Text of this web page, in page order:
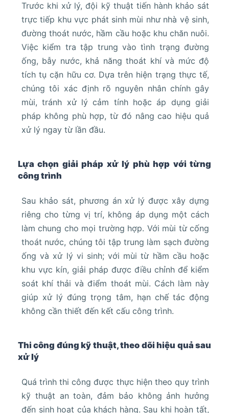
Trước khi xử lý, đội kỹ thuật tiến hành khảo sát
trực tiếp khu vực phát sinh mùi như nhà vệ sinh,
đường thoát nước, hầm cầu hoặc khu chăn nuôi.
Việc kiểm tra tập trung vào tình trạng đường
ống, bẫy nước, khả năng thoát khí và mức độ
tích tụ cặn hữu cơ. Dựa trên hiện trạng thực tế,
chúng tôi xác định rõ nguyên nhân chính gây
mùi, tránh xử lý cảm tính hoặc áp dụng giải
pháp không phù hợp, từ đó nâng cao hiệu quả
xử lý ngay từ lần đầu.
Lựa chọn giải pháp xử lý phù hợp với từng
công trình
Sau khảo sát, phương án xử lý được xây dựng
riêng cho từng vị trí, không áp dụng một cách
làm chung cho mọi trường hợp. Với mùi từ cống
thoát nước, chúng tôi tập trung làm sạch đường
ống và xử lý vi sinh; với mùi từ hầm cầu hoặc
khu vực kín, giải pháp được điều chỉnh để kiểm
soát khí thải và điểm thoát mùi. Cách làm này
giúp xử lý đúng trọng tâm, hạn chế tác động
không cần thiết đến kết cấu công trình.
Thi công đúng kỹ thuật, theo dõi hiệu quả sau
xử lý
Quá trình thi công được thực hiện theo quy trình
kỹ thuật an toàn, đảm bảo không ảnh hưởng
đến sinh hoạt của khách hàng. Sau khi hoàn tất,